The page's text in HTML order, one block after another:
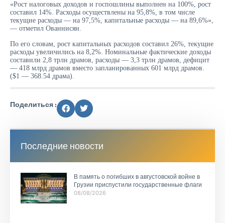
«Рост налоговых доходов и госпошлины выполнен на 100%, рост
составил 14%. Расходы осуществлены на 95,8%, в том числе
текущие расходы — на 97,5%, капитальные расходы — на 89,6%»,
— отметил Ованнисян.
По его словам, рост капитальных расходов составил 26%, текущие
расходы увеличились на 8,2%. Номинальные фактические доходы
составили 2,8 трлн драмов, расходы — 3,3 трлн драмов, дефицит
— 418 млрд драмов вместо запланированных 601 млрд драмов.
($1 — 368.54 драма).
Поделиться :
Последние новости
В память о погибших в августовской войне в
Грузии приспустили государственные флаги
08/08/2026